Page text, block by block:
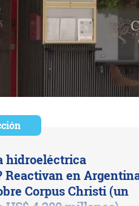
hidroeléctrica
Reactivan en
Corpus Christi (un